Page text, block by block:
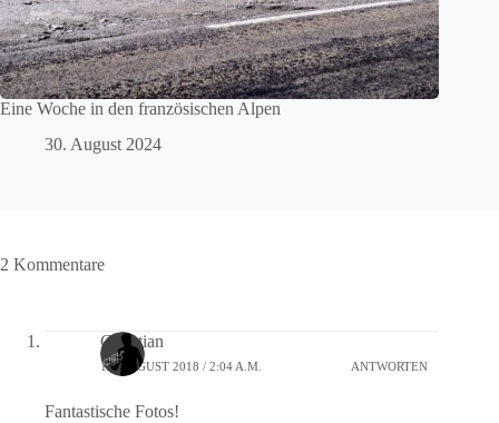
Eine Woche in den französischen Alpen
30. August 2024
2 Kommentare
Christian
13. AUGUST 2018 / 2:04 A.M. ANTWORTEN
Fantastische Fotos!